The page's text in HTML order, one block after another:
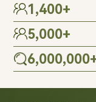
1,400+
5,000+
6,000,000